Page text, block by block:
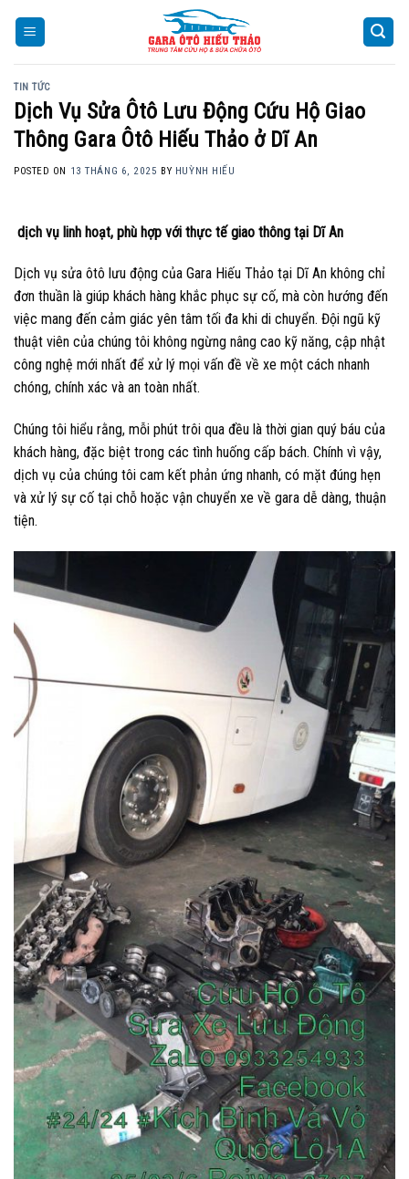
TIN TỨC
Dịch Vụ Sửa Ôtô Lưu Động Cứu Hộ Giao
Thông Gara Ôtô Hiếu Thảo ở Dĩ An
POSTED ON 13 THÁNG 6, 2025 BY HUỲNH HIẾU
dịch vụ linh hoạt, phù hợp với thực tế giao thông tại Dĩ An
Dịch vụ sửa ôtô lưu động của Gara Hiếu Thảo tại Dĩ An không chỉ
đơn thuần là giúp khách hàng khắc phục sự cố, mà còn hướng đến
việc mang đến cảm giác yên tâm tối đa khi di chuyển. Đội ngũ kỹ
thuật viên của chúng tôi không ngừng nâng cao kỹ năng, cập nhật
công nghệ mới nhất để xử lý mọi vấn đề về xe một cách nhanh
chóng, chính xác và an toàn nhất.
Chúng tôi hiểu rằng, mỗi phút trôi qua đều là thời gian quý báu của
khách hàng, đặc biệt trong các tình huống cấp bách. Chính vì vậy,
dịch vụ của chúng tôi cam kết phản ứng nhanh, có mặt đúng hẹn
và xử lý sự cố tại chỗ hoặc vận chuyển xe về gara dễ dàng, thuận
tiện.